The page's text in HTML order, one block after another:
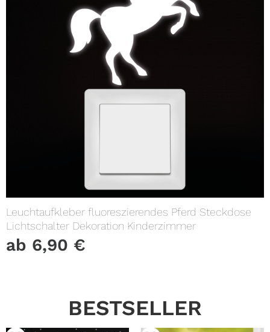
Leuchtaufkleber fluoreszierendes Pferd Steckdose
Lichtschalter Dekoration Kinderzimmer
ab 6,90 €
BESTSELLER